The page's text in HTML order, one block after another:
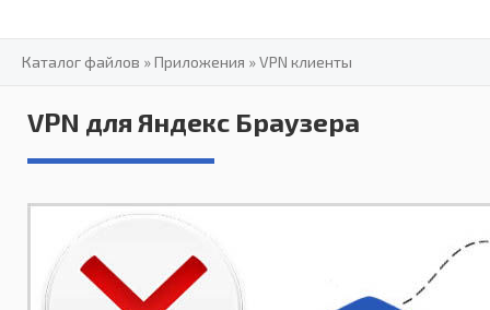
Каталог файлов »Приложения »VPN клиенты
VPN для Яндекс Браузера